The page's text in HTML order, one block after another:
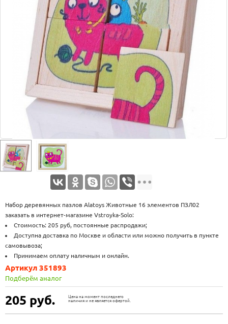
Набор деревянных пазлов Alatoys Животные 16 элементов ПЗЛ02
заказать в интернет-магазине Vstroyka-Solo:
Стоимость: 205 руб, постоянные распродажи;
Доступна доставка по Москве и области или можно получить в пункте
самовывоза;
Принимаем оплату наличным и онлайн.
205 руб.
Цена на момент последнего
наличия и не является офертой.
Артикул 351893
Подберём аналог